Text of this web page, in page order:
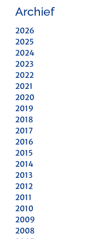
Archief
2026
2025
2024
2023
2022
2021
2020
2019
2018
2017
2016
2015
2014
2013
2012
2011
2010
2009
2008